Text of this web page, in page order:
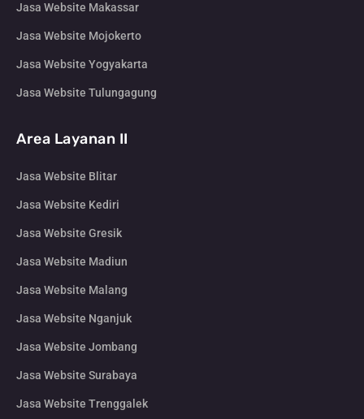
Jasa Website Makassar
Jasa Website Mojokerto
Jasa Website Yogyakarta
Jasa Website Tulungagung
Area Layanan II
Jasa Website Blitar
Jasa Website Kediri
Jasa Website Gresik
Jasa Website Madiun
Jasa Website Malang
Jasa Website Nganjuk
Jasa Website Jombang
Jasa Website Surabaya
Jasa Website Trenggalek